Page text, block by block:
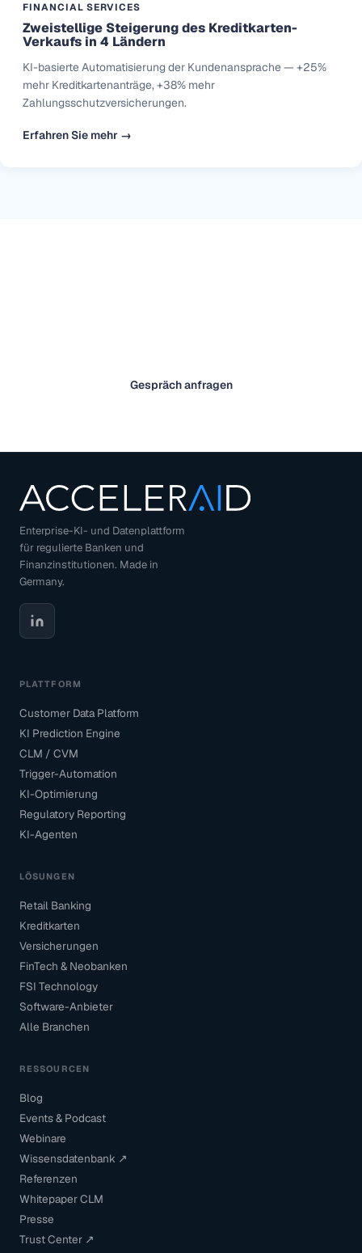
FINANCIAL SERVICES
Zweistellige Steigerung des Kreditkarten-
Verkaufs in 4 Ländern
KI-basierte Automatisierung der Kundenansprache — +25%
mehr Kreditkartenanträge, +38% mehr
Zahlungsschutzversicherungen.
Erfahren Sie mehr →
Gespräch anfragen
Enterprise-KI- und Datenplattform
für regulierte Banken und
Finanzinstitutionen. Made in
Germany.
PLATTFORM
Customer Data Platform
KI Prediction Engine
CLM / CVM
Trigger-Automation
KI-Optimierung
Regulatory Reporting
KI-Agenten
LÖSUNGEN
Retail Banking
Kreditkarten
Versicherungen
FinTech & Neobanken
FSI Technology
Software-Anbieter
Alle Branchen
RESSOURCEN
Blog
Events & Podcast
Webinare
Wissensdatenbank ↗
Referenzen
Whitepaper CLM
Presse
Trust Center ↗